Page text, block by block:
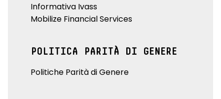
Informativa Ivass
Mobilize Financial Services
POLITICA PARITÀ DI GENERE
Politiche Parità di Genere